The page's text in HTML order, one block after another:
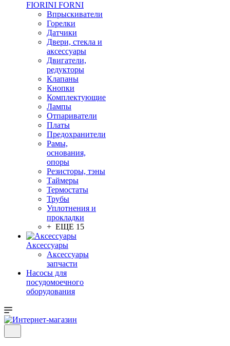
FIORINI FORNI
Впрыскиватели
Горелки
Датчики
Двери, стекла и
аксессуары
Двигатели,
редукторы
Клапаны
Кнопки
Комплектующие
Лампы
Отпариватели
Платы
Предохранители
Рамы,
основания,
опоры
Резисторы, тэны
Таймеры
Термостаты
Трубы
Уплотнения и
прокладки
+ ЕЩЕ 15
Аксессуары
Аксессуары
запчасти
Насосы для
посудомоечного
оборудования